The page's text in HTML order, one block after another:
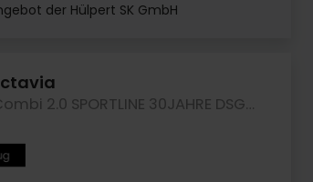
der Hülpert SK GmbH
Octavia Combi 2.0 SPORTLINE 30JAHRE DSG 4x4 PANO